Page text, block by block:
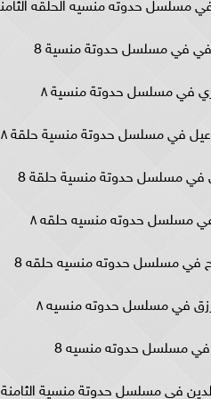
في مسلسل حدوتة منسية 8
في مسلسل حدوتة منسية ٨
في مسلسل حدوتة منسية حلقة ٨
مسلسل حدوتة منسية حلقة 8
مسلسل حدوته منسيه حلقه ٨
في مسلسل حدوته منسيه حلقه 8
في مسلسل حدوته منسيه ٨
مسلسل حدوته منسيه 8
في مسلسل حدوتة منسية الثامنة